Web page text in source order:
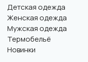
Детская одежда
Женская одежда
Мужская одежда
Термобельё
Новинки